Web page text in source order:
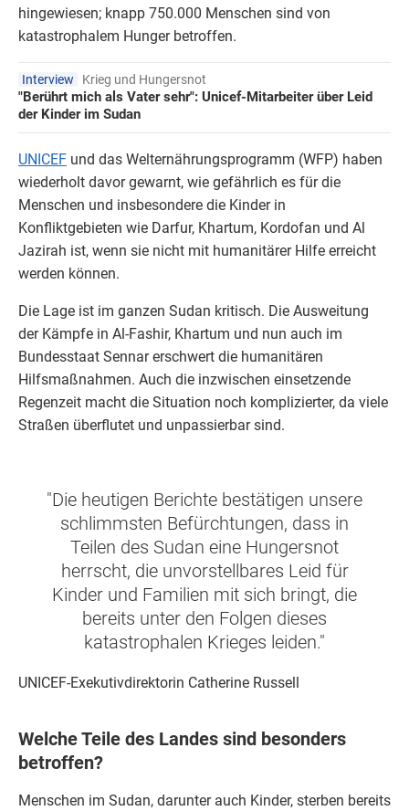
hingewiesen; knapp 750.000 Menschen sind von
katastrophalem Hunger betroffen.
Interview Krieg und Hungersnot
"Berührt mich als Vater sehr": Unicef-Mitarbeiter über Leid
der Kinder im Sudan
UNICEF und das Welternährungsprogramm (WFP) haben
wiederholt davor gewarnt, wie gefährlich es für die
Menschen und insbesondere die Kinder in
Konfliktgebieten wie Darfur, Khartum, Kordofan und Al
Jazirah ist, wenn sie nicht mit humanitärer Hilfe erreicht
werden können.
Die Lage ist im ganzen Sudan kritisch. Die Ausweitung
der Kämpfe in Al-Fashir, Khartum und nun auch im
Bundesstaat Sennar erschwert die humanitären
Hilfsmaßnahmen. Auch die inzwischen einsetzende
Regenzeit macht die Situation noch komplizierter, da viele
Straßen überflutet und unpassierbar sind.
"Die heutigen Berichte bestätigen unsere
schlimmsten Befürchtungen, dass in
Teilen des Sudan eine Hungersnot
herrscht, die unvorstellbares Leid für
Kinder und Familien mit sich bringt, die
bereits unter den Folgen dieses
katastrophalen Krieges leiden."
UNICEF-Exekutivdirektorin Catherine Russell
Welche Teile des Landes sind besonders
betroffen?
Menschen im Sudan, darunter auch Kinder, sterben bereits